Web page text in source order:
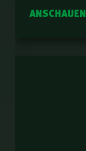
ANSCHAUEN